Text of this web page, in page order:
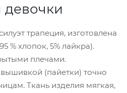
девочки
трапеция, изготовлена
% хлопок, 5% лайкра).
плечами.
(пайетки) точно
Ткань изделия мягкая,